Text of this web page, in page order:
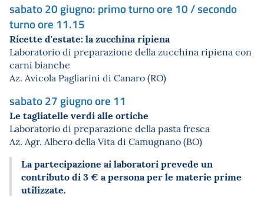
sabato 20 giugno: primo turno ore 10 / secondo
turno ore 11.15
Ricette d'estate: la zucchina ripiena
Laboratorio di preparazione della zucchina ripiena con
carni bianche
Az. Avicola Pagliarini di Canaro (RO)
sabato 27 giugno ore 11
Le tagliatelle verdi alle ortiche
Laboratorio di preparazione della pasta fresca
Az. Agr. Albero della Vita di Camugnano (BO)
La partecipazione ai laboratori prevede un
contributo di 3 € a persona per le materie prime
utilizzate.